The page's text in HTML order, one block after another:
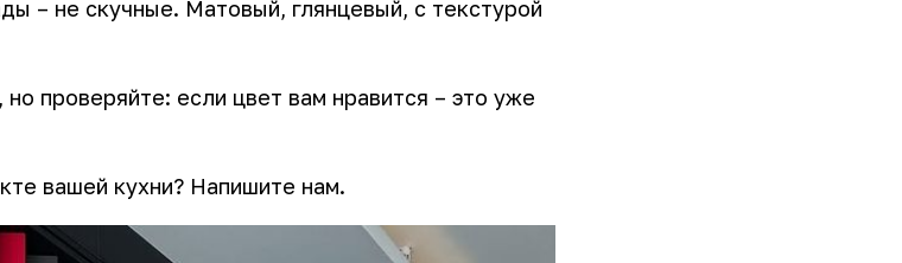
– не скучные. Матовый, глянцевый, с текстурой
проверяйте: если цвет вам нравится – это уже
вашей кухни? Напишите нам.